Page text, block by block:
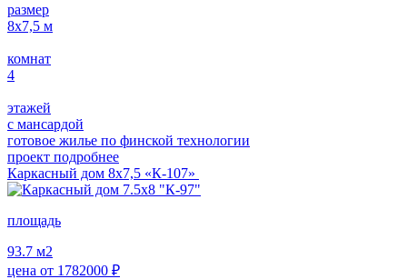
размер
8х7,5 м
комнат
4
этажей
с мансардой
готовое жилье по финской технологии
проект подробнее
Каркасный дом 8х7,5 «К-107»
площадь
93.7 м2
цена от 1782000 ₽